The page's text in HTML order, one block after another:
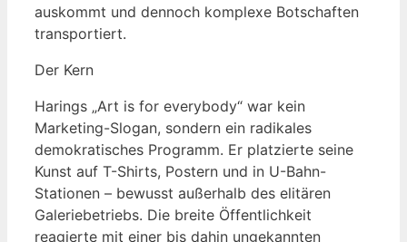
auskommt und dennoch komplexe Botschaften
transportiert.
Der Kern
Harings „Art is for everybody“ war kein
Marketing-Slogan, sondern ein radikales
demokratisches Programm. Er platzierte seine
Kunst auf T-Shirts, Postern und in U-Bahn-
Stationen – bewusst außerhalb des elitären
Galeriebetriebs. Die breite Öffentlichkeit
reagierte mit einer bis dahin ungekannten